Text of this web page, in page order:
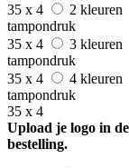
35 x 4
2 kleuren
tampondruk
35 x 4
3 kleuren
tampondruk
35 x 4
4 kleuren
tampondruk
35 x 4
Upload je logo in
bestelling.